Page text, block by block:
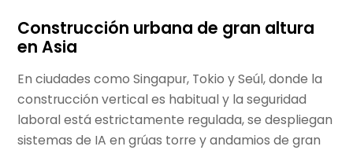
Construcción urbana de gran altura
en Asia
En ciudades como Singapur, Tokio y Seúl, donde la
construcción vertical es habitual y la seguridad
laboral está estrictamente regulada, se despliegan
sistemas de IA en grúas torre y andamios de gran